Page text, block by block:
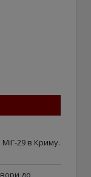
29 в Криму.
до